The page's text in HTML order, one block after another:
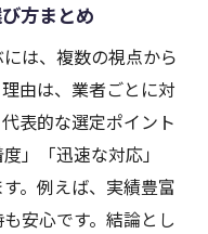
方まとめ
は、複数の視点から
由は、業者ごとに対
表的な選定ポイント
」「迅速な対応」
。例えば、実績豊富
安心です。結論とし